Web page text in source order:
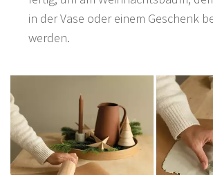
in der Vase oder einem Geschenk
werden.